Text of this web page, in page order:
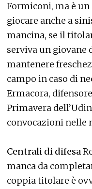
Formiconi, ma è un
giocare anche a
mancina, se il
serviva un giovane
mantenere
campo in caso di
Ermacora,
Primavera
convocazioni nelle
Centrali di difesa
manca da
coppia titolare è